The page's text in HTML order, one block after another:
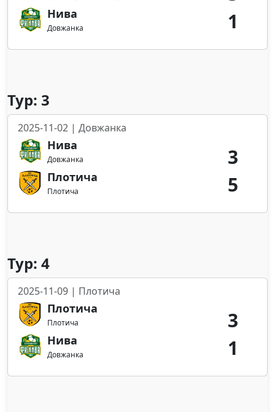
Нива
Довжанка
1
Тур: 3
2025-11-02 | Довжанка
Нива
Довжанка
Плотича
Плотича
3
5
Тур: 4
2025-11-09 | Плотича
Плотича
Плотича
Нива
Довжанка
3
1